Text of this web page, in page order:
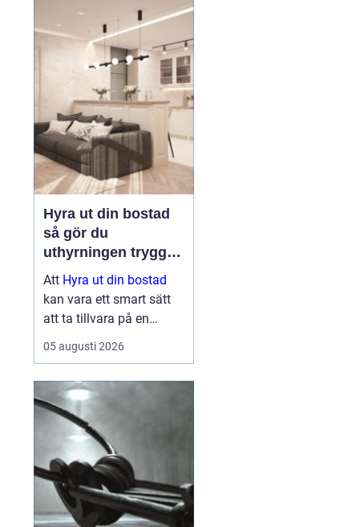
nyckelpersoner verkt...
Hyra ut din bostad
så gör du
uthyrningen trygg,
lönsam och smidig
Att Hyra ut din bostad
kan vara ett smart sätt
att ta tillvara på en
lägenhet eller villa som
står tom, till exempel
utlandsuppdrag, vid
samboskap eller medan
en ny bostad test...
05 augusti 2026